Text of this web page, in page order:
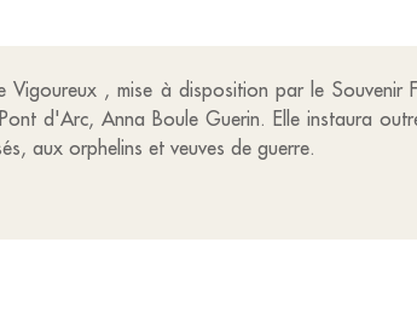
, mise à disposition par le Souvenir
d'Arc, Anna Boule Guerin. Elle instaura
aux orphelins et veuves de guerre.